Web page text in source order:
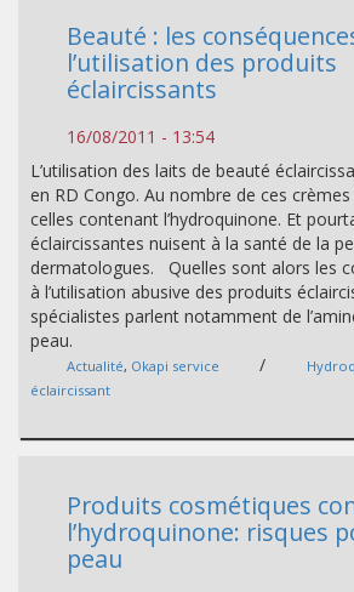
Beauté : les
l’utilisation des produits
éclaircissants
16/08/2011 - 13:54
L’utilisation des laits de beauté
en RD Congo. Au nombre de ces
celles contenant l’hydroquinone. Et
éclaircissantes nuisent à la santé de la
dermatologues. Quelles sont alors les
à l’utilisation abusive des produits
spécialistes parlent notamment de
peau.
Actualité, Okapi service /
éclaircissant
Produits cosmétiques
l’hydroquinone: risques
peau